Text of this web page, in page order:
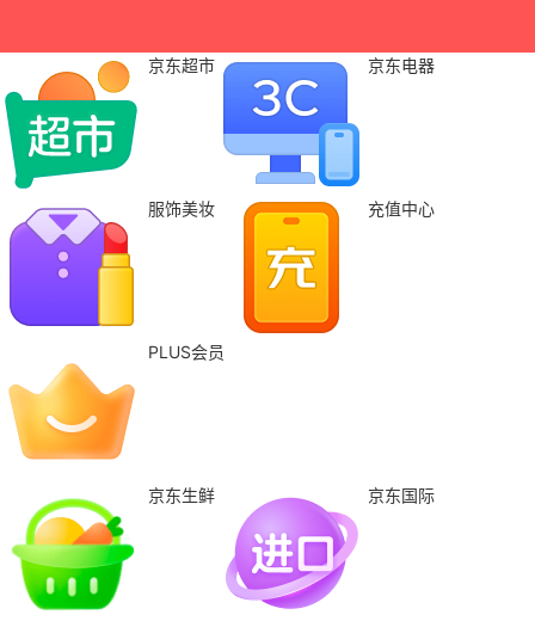
京东超市 京东电器
服饰美妆 充值中心
PLUS会员
京东生鲜 京东国际